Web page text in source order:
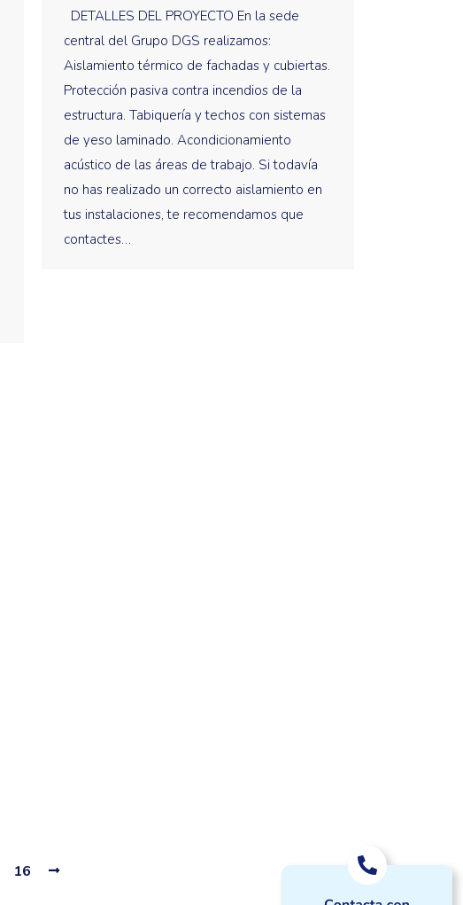
DETALLES DEL PROYECTO En la sede
central del Grupo DGS realizamos:
Aislamiento térmico de fachadas y cubiertas.
Protección pasiva contra incendios de la
estructura. Tabiquería y techos con sistemas
de yeso laminado. Acondicionamiento
acústico de las áreas de trabajo. Si todavía
no has realizado un correcto aislamiento en
tus instalaciones, te recomendamos que
contactes…
16